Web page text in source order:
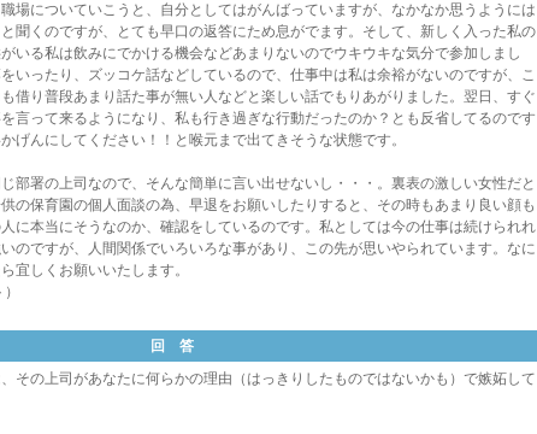
場についていこうと、自分としてはがんばっていますが、なかなか思うようには
聞くのですが、とても早口の返答にため息がでます。そして、新しく入った私の
いる私は飲みにでかける機会などあまりないのでウキウキな気分で参加しまし
いったり、ズッコケ話などしているので、仕事中は私は余裕がないのですが、こ
借り普段あまり話た事が無い人などと楽しい話でもりあがりました。翌日、すぐ
言って来るようになり、私も行き過ぎな行動だったのか？とも反省してるのです
げんにしてください！！と喉元まで出てきそうな状態です。
部署の上司なので、そんな簡単に言い出せないし・・・。裏表の激しい女性だと
の保育園の個人面談の為、早退をお願いしたりすると、その時もあまり良い顔も
に本当にそうなのか、確認をしているのです。私としては今の仕事は続けられれ
のですが、人間関係でいろいろな事があり、この先が思いやられています。なに
宜しくお願いいたします。
回 答
その上司があなたに何らかの理由（はっきりしたものではないかも）で嫉妬して